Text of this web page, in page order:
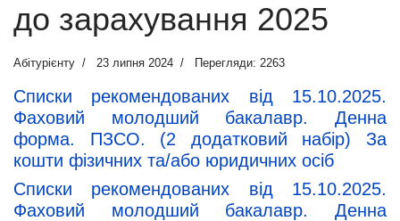
до зарахування 2025
Абітурієнту 23 липня 2024 Перегляди: 2263
Списки рекомендованих від 15.10.2025.
Фаховий молодший бакалавр. Денна
форма. ПЗСО. (2 додатковий набір) За
кошти фізичних та/або юридичних осіб
Списки рекомендованих від 15.10.2025.
Фаховий молодший бакалавр. Денна